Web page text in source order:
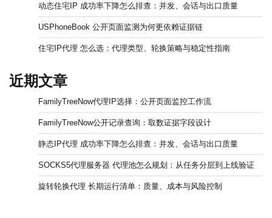
动态住宅IP 成功率下降怎么排查：并发、会话与出口质量
USPhoneBook 公开页面监测为何更依赖证据链
住宅IP代理 怎么选：代理类型、轮换策略与稳定性指南
近期文章
FamilyTreeNow代理IP选择：公开页面监控工作流
FamilyTreeNow公开记录查询：取数证据字段设计
静态IP代理 成功率下降怎么排查：并发、会话与出口质量
SOCKS5代理服务器 代理池怎么规划：从任务分层到上线验证
旋转轮换代理 长期运行清单：质量、成本与风险控制